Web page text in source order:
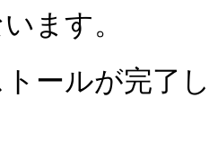
ます。
ールが完了